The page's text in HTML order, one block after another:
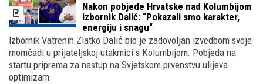
Nakon pobjede Hrvatske nad Kolumbijom
izbornik Dalić: “Pokazali smo karakter,
energiju i snagu“
Izbornik Vatrenih Zlatko Dalić bio je zadovoljan izvedbom svoje
momčadi u prijateljskoj utakmici s Kolumbijom. Pobjeda na
startu priprema za nastup na Svjetskom prvenstvu ulijeva
optimizam.